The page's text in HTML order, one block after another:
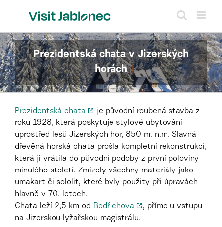
Prezidentská chata v Jizerských
horách
Prezidentská chata
je původní roubená stavba z
roku 1928, která poskytuje stylové ubytování
uprostřed lesů Jizerských hor, 850 m. n.m. Slavná
dřevěná horská chata prošla kompletní rekonstrukcí,
která ji vrátila do původní podoby z první poloviny
minulého století. Zmizely všechny materiály jako
umakart či sololit, které byly použity při úpravách
hlavně v 70. letech.
Chata leží 2,5 km od Bedřichova
, přímo u vstupu
na Jizerskou lyžařskou magistrálu.